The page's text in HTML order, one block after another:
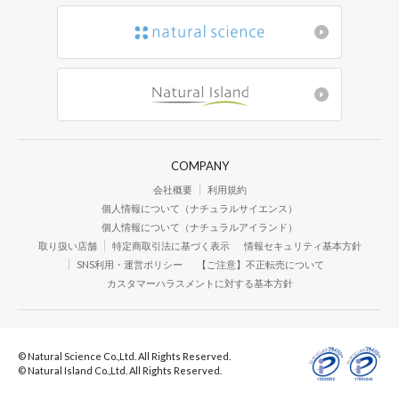
COMPANY
会社概要
利用規約
個人情報について（ナチュラルサイエンス）
個人情報について（ナチュラルアイランド）
取り扱い店舗
特定商取引法に基づく表示
情報セキュリティ基本方針
SNS利用・運営ポリシー
【ご注意】不正転売について
カスタマーハラスメントに対する基本方針
© Natural Science Co.,Ltd. All Rights Reserved.
© Natural Island Co.,Ltd. All Rights Reserved.